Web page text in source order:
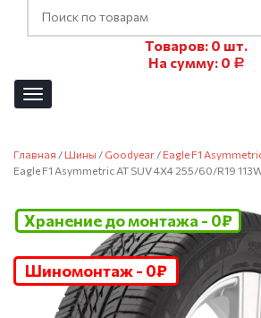
Товаров: 0 шт.
На сумму: 0 Р
Главная / Шины / Goodyear / Eagle F1
Eagle F1 Asymmetric AT SUV 4X4 255/60/R19
Шиномонтаж - 0₽
Хранение до монтажа - 0₽